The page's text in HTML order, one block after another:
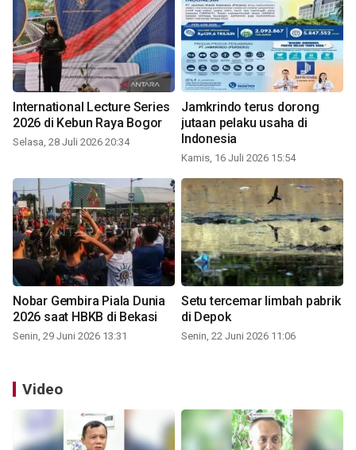
International Lecture Series
2026 di Kebun Raya Bogor
Selasa, 28 Juli 2026 20:34
Jamkrindo terus dorong
jutaan pelaku usaha di
Indonesia
Kamis, 16 Juli 2026 15:54
Nobar Gembira Piala Dunia
2026 saat HBKB di Bekasi
Senin, 29 Juni 2026 13:31
Setu tercemar limbah pabrik
di Depok
Senin, 22 Juni 2026 11:06
Video